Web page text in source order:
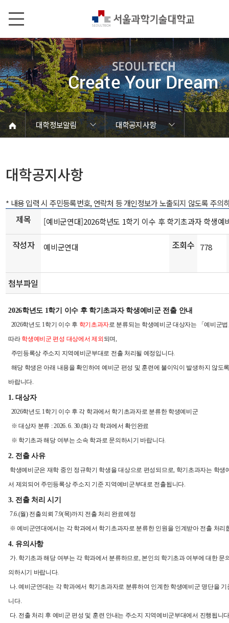
대학정보알림
대학공지사항
대학정보알림
정보공개
정보서비스안내
온라인민원센터
청렴행정
갑질신고센터
유실물 센터
SEOULTECH광장
대학공지사항
학사공지
장학공지
대학원공지
취업공지
대학입찰
채용정보
공모/외부행사
등록금심의위원회
코로나바이러스19 대응안내
재정위원회
대학공지사항
* 내용 입력 시 주민등록번호, 연락처 등 개인정보가 노출되지 않도록 주의
제목 [예비군연대]2026학년도 1학기 이수 후 학기초과자 학생예
작성자 예비군연대 조회수 778
첨부파일
2026학년도 1학기 이수 후 학기초과자 학생예비군 전출 안내
2026학년도 1학기 이수 후 학기초과자로 분류되는 학생예비군 대상자는 「예비군
따라 학생예비군 편성 대상에서 제외 되며,
주민등록상 주소지 지역예비군부대로 전출 처리될 예정입니다.
해당 학생은 아래 내용을 확인하여 예비군 편성 및 훈련에 불이익이 발생하지 않도
바랍니다.
1. 대상자
2026학년도 1학기 이수 후 각 학과에서 학기초과자로 분류한 학생예비군
※ 대상자 분류 : 2026. 6. 30.(화) 각 학과에서 확인완료
※ 학기초과 해당 여부는 소속 학과로 문의하시기 바랍니다.
2. 전출 사유
학생예비군은 재학 중인 정규학기 학생을 대상으로 편성되므로, 학기초과자는 학생
서 제외되어 주민등록상 주소지 기준 지역예비군부대로 전출됩니다.
3. 전출 처리 시기
7.6.(월) 전출의뢰 7.9(목)까지 전출 처리 완료예정
※ 예비군연대에서는 각 학과에서 학기초과자로 분류한 인원을 인계받아 전출 처리
4. 유의사항
가. 학기초과 해당 여부는 각 학과에서 분류하므로, 본인의 학기초과 여부에 대한 문
의하시기 바랍니다.
나. 예비군연대는 각 학과에서 학기초과자로 분류하여 인계한 학생예비군 명단을
니다.
다. 전출 처리 후 예비군 편성 및 훈련 안내는 주소지 지역예비군부대에서 진행됩니